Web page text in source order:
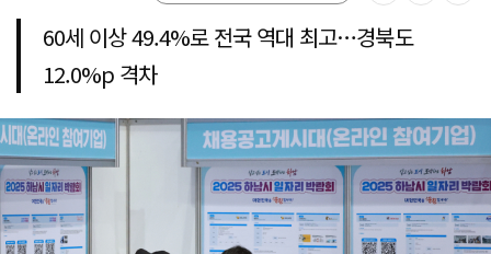
60세 이상 49.4%로 전국 역대 최고…경북도
12.0%p 격차